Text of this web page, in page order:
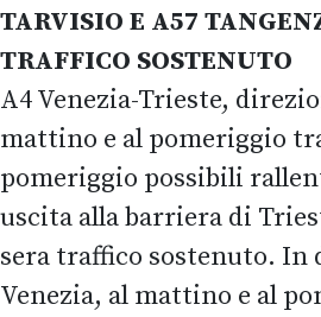
TARVISIO E A57
TRAFFICO SOSTENUTO
A4 Venezia-Trieste,
mattino e al pomeriggio
pomeriggio possibili
uscita alla barriera di
sera traffico sostenuto. In
Venezia, al mattino e al